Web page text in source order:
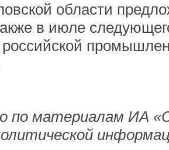
области
в июле
российской
по материалам ИА